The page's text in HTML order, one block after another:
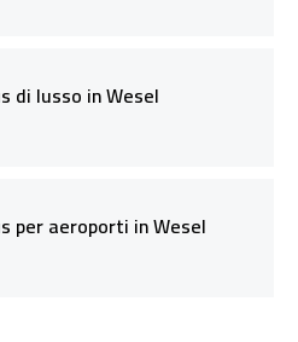
di lusso in Wesel
per aeroporti in Wesel